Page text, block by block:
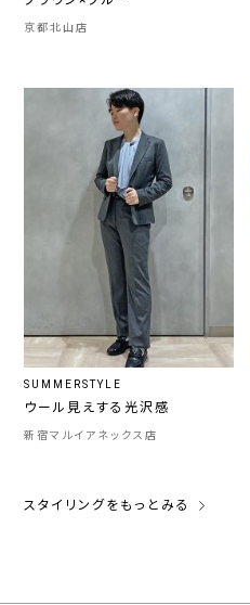
京都北山店
SUMMERSTYLE
ウール見えする光沢感
新宿マルイアネックス店
スタイリングをもっとみる